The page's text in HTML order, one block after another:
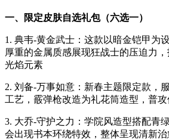
一、限定皮肤自选礼包（六选一）
1. 典韦-黄金武士：这款以暗金铠甲为
厚重的金属质感展现狂战士的压迫力
光焰元素
2. 刘备-万事如意：新春主题限定款，
工艺，霰弹枪改造为礼花筒造型，普
3. 大乔-守护之力：学院风造型搭配青
会出现书本环绕特效，整体呈现清新